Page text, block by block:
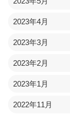
2023年4月
2023年3月
2023年2月
2023年1月
2022年11月